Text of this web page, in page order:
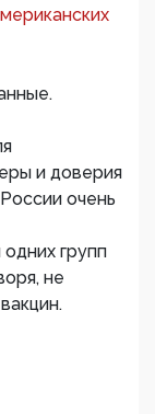
и доверия
очень
групп
не